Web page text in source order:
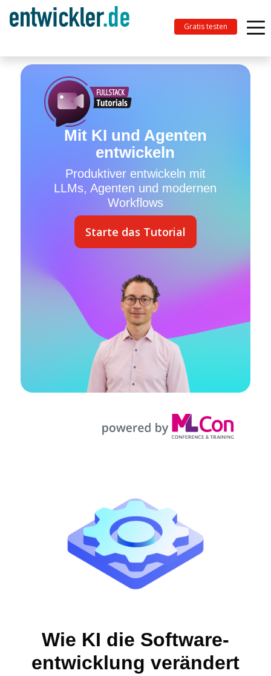
Gratis testen
Mit KI und Agenten
entwickeln
Produktiver entwickeln mit
LLMs, Agenten und modernen
Workflows
Starte das Tutorial
Wie KI die Software-
entwicklung verändert